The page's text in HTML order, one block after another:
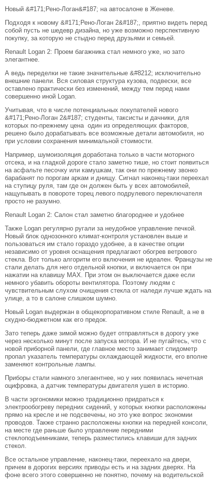
Новый &#171;Рено-Логан&#187; на автосалоне в Женеве.
Подходя к новому &#171;Рено-Логан 2&#187;, приятно видеть перед
собой пусть не шедевр дизайна, но уже возможно перспективную
покупку, за которую не стыдно перед друзьями и семьей.
Renault Logan 2: Проем багажника стал немного уже, но зато
элегантнее.
А ведь переделки не такие значительные &#8212; исключительно
внешние панели. Вся силовая структура кузова, подвески, все
оставлено практически без изменений, между тем перед нами
совершенно иной Logan.
Учитывая, что в числе потенциальных покупателей нового
&#171;Рено-Логан 2&#187; студенты, таксисты и дачники, для
которых по-прежнему цена один из определяющих факторов,
решено было дорабатывать все возможные детали автомобиля, но
при условии сохранения минимальной стоимости.
Например, шумоизоляция доработана только в части моторного
отсека, и на гладкой дороге стало заметно тише, но стоит появиться
на асфальте песочку или камушкам, так они по прежнему звонко
барабанят по порогам аркам и днищу. Сигнал наконец-таки переехал
на ступицу руля, там где он должен быть у всех автомобилей,
нащупывать в повороте торец левого подрулевого переключателя
просто не разумно.
Renault Logan 2: Салон стал заметно благороднее и удобнее
Также Logan регулярно ругали за неудобное управление печкой.
Новый блок однозонного климат-контроля установлен выше и
пользоваться им стало гораздо удобнее, а в качестве опции
независимо от уровня оснащения предлагают обогрев ветрового
стекла. Вот только алгоритм его включения не идеален. Французы не
стали делать для него отдельной кнопки, и включается он при
нажатии на клавишу MAX. При этом он выключается даже если
немного убавить обороты вентилятора. Поэтому людям с
чувствительным слухом очищения стекла от наледи лучше ждать на
улице, а то в салоне слишком шумно.
Новый Logan выдержан в общекорпоративном стиле Renault, а не в
скудно-бюджетном как его предок.
Зато теперь даже зимой можно будет отправляться в дорогу уже
через несколько минут после запуска мотора. И не пугайтесь, что с
новой приборной панели, где главное место занимает спидометр
пропал указатель температуры охлаждающей жидкости, его вполне
заменяют контрольные лампы.
Приборы стали намного элегаентнее, но у них появилась нечетная
оцифровка, а датчик температуры двигателя ушел в историю.
В части эргономики можно традиционно придраться к
электрообогреву передних сидений, у которых кнопки расположены
прямо на кресле и не подсвечены, но это уже вопрос экономии
проводов. Также странно расположены кнопки на передней консоли,
на месте где раньше было управление передними
стеклоподъемниками, теперь разместились клавиши для задних
стекол.
Все остальное управление, наконец-таки, переехало на двери,
причем в дорогих версиях приводы есть и на задних дверях. На
фоне всего этого совершенно не понятно, почему на водительской